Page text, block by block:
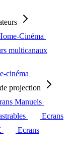
Cinéma
multicanaux
cinéma
projection
Manuels
Ecrans
Ecrans